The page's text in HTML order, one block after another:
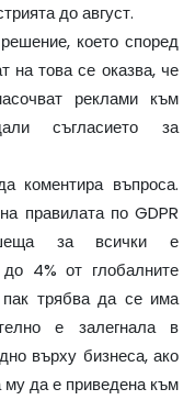
до август.
което според
на това се оказва, че
реклами към
съгласието за
коментира въпроса.
правилата по GDPR
за всички е
4% от глобалните
трябва да се има
е залегнала в
върху бизнеса, ако
му да е приведена към